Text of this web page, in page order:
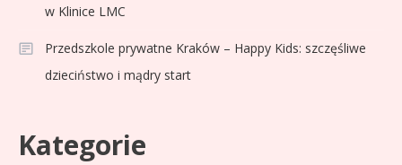
w Klinice LMC
Przedszkole prywatne Kraków – Happy Kids: szczęśliwe
dzieciństwo i mądry start
Kategorie